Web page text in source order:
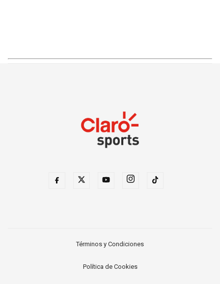
Términos y Condiciones
Política de Cookies